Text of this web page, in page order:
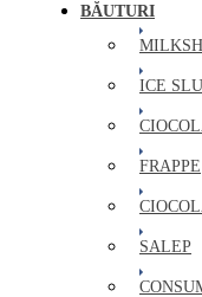
BĂUTURI
ICE
FRAPPE
SALEP